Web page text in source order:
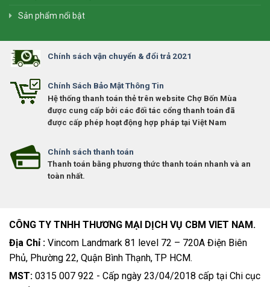
Sản phẩm nổi bật
Chính sách vận chuyển & đổi trả 2021
Chính Sách Bảo Mật Thông Tin
Hệ thống thanh toán thẻ trên website Chợ Bốn Mùa
được cung cấp bởi các đối tác cổng thanh toán đã
được cấp phép hoạt động hợp pháp tại Việt Nam
Chính sách thanh toán
Thanh toán bằng phương thức thanh toán nhanh và an
toàn nhất.
CÔNG TY TNHH THƯƠNG MẠI DỊCH VỤ CBM VIET NAM.
Địa Chỉ : Vincom Landmark 81 level 72 – 720A Điện Biên
Phủ, Phường 22, Quận Bình Thạnh, TP HCM.
MST: 0315 007 922 - Cấp ngày 23/04/2018 cấp tại Chi cục